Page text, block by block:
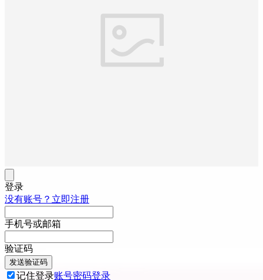
登录
没有账号？立即注册
手机号或邮箱
验证码
发送验证码
记住登录账号密码登录